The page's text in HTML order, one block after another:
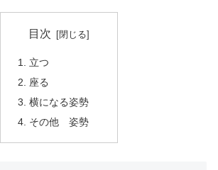
目次
立つ
座る
横になる姿勢
その他 姿勢